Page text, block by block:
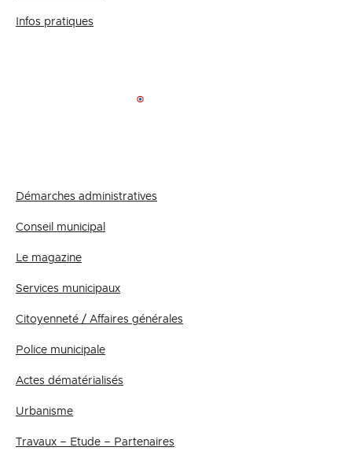
Infos pratiques
Démarches administratives
Conseil municipal
Le magazine
Services municipaux
Citoyenneté / Affaires générales
Police municipale
Actes dématérialisés
Urbanisme
Travaux – Etude – Partenaires